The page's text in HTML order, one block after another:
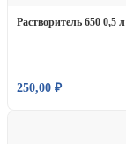
Растворитель 650 0,5
250,00 ₽